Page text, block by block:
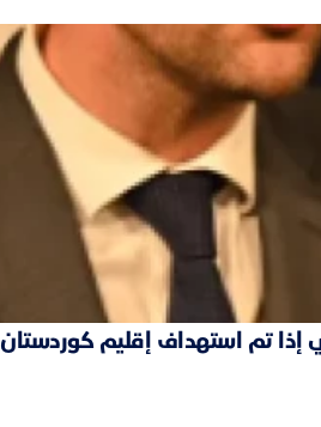
إذا تم استهداف إقليم كوردستان